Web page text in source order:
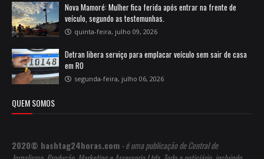
Nova Mamoré: Mulher fica ferida após entrar na frente de
veículo, segundo as testemunhas.
quinta-feira, julho 09, 2026
Detran libera serviço para emplacar veículo sem sair de casa
em RO
segunda-feira, julho 06, 2026
QUEM SOMOS
2020© hashtag24horas.com - é uma publicação de Central de